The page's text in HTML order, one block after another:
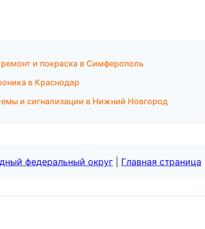
и покраска в Симферополь
в Краснодар
и сигнализации в Нижний Новгород
федеральный округ Главная страница